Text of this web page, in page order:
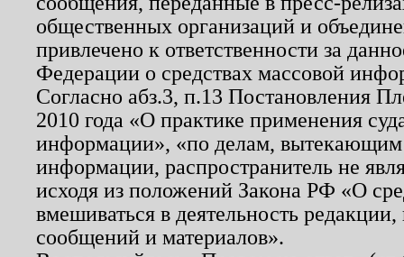
общественных организаций и
привлечено к ответственности за
Федерации о средствах массовой
Согласно абз.3, п.13 Постановления
2010 года «О практике применения
информации», «по делам, вытекающим
информации, распространитель не
исходя из положений Закона РФ «О
вмешиваться в деятельность
сообщений и материалов».